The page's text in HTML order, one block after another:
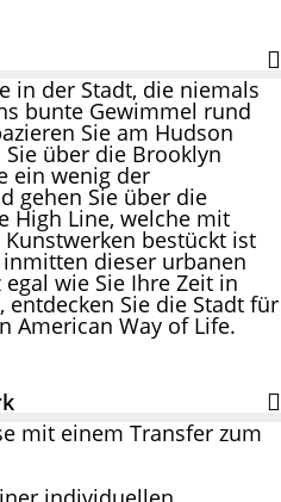
in der Stadt, die niemals
bunte Gewimmel rund
Sie am Hudson
über die Brooklyn
ein wenig der
gehen Sie über die
High Line, welche mit
bestückt ist
dieser urbanen
wie Sie Ihre Zeit in
entdecken Sie die Stadt für
American Way of Life.
mit einem Transfer zum